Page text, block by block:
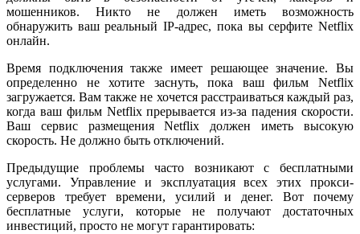
мошенников. Никто не должен иметь возможность
обнаружить ваш реальный IP-адрес, пока вы серфите Netflix
онлайн.
Время подключения также имеет решающее значение. Вы
определенно не хотите заснуть, пока ваш фильм Netflix
загружается. Вам также не хочется расстраиваться каждый раз,
когда ваш фильм Netflix прерывается из-за падения скорости.
Ваш сервис размещения Netflix должен иметь высокую
скорость. Не должно быть отключений.
Предыдущие проблемы часто возникают с бесплатными
услугами. Управление и эксплуатация всех этих прокси-
серверов требует времени, усилий и денег. Вот почему
бесплатные услуги, которые не получают достаточных
инвестиций, просто не могут гарантировать: